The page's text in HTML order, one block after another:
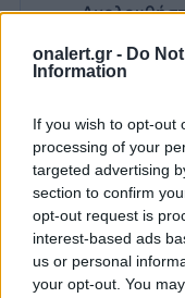
onalert.gr - Do
Information
If you wish to opt-out
processing of your
targeted advertising
section to confirm
opt-out request is
interest-based ads
us or personal
your opt-out. You
Διάβασε επίσης
και
για την